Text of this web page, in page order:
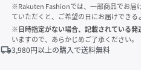
※Rakuten Fashionでは、一部商品でお届
ていただくと、ご希望の日にお届けできる
※日時指定がない場合、記載されている発
いますので、あらかじめご了承ください。
local_shipping3,980円以上の購入で送料無料